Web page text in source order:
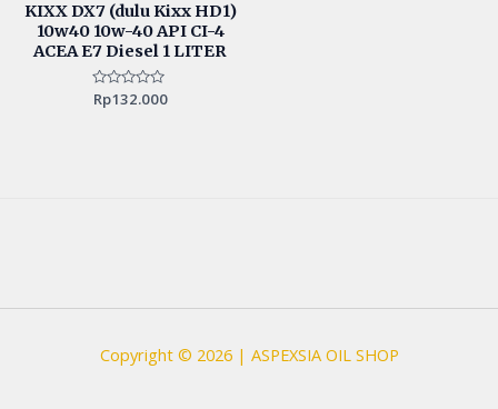
KIXX DX7 (dulu Kixx HD1)
10w40 10w-40 API CI-4
ACEA E7 Diesel 1 LITER
Rated
Rp132.000
Copyright © 2026 | ASPEXSIA OIL SHOP